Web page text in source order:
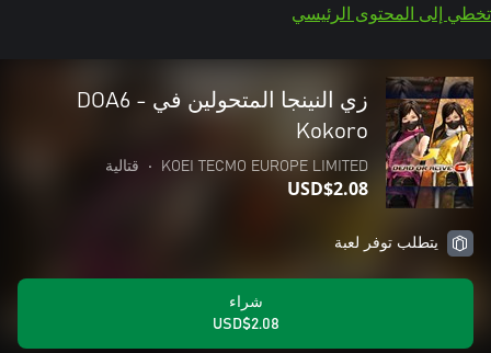
تخطي إلى المحتوى الرئيسي
زي النينجا المتحولين في DOA6 -
Kokoro
KOEI TECMO EUROPE LIMITED
• قتالية
USD$2.08
يتطلب توفر لعبة
شراء
USD$2.08